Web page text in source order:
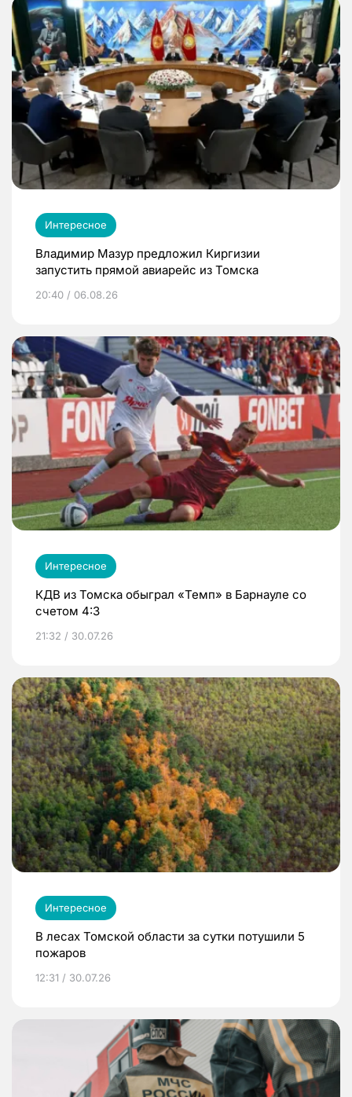
Интересное
Владимир Мазур предложил Киргизии
запустить прямой авиарейс из Томска
20:40 / 06.08.26
Интересное
КДВ из Томска обыграл «Темп» в Барнауле со
счетом 4:3
21:32 / 30.07.26
Интересное
В лесах Томской области за сутки потушили 5
пожаров
12:31 / 30.07.26